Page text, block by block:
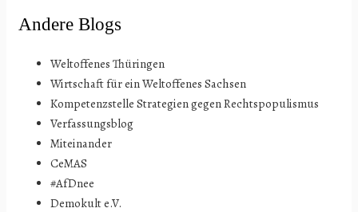
Andere Blogs
Weltoffenes Thüringen
Wirtschaft für ein Weltoffenes Sachsen
Kompetenzstelle Strategien gegen Rechtspopulismus
Verfassungsblog
Miteinander
CeMAS
#AfDnee
Demokult e.V.